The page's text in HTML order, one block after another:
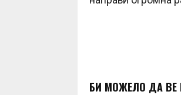
БИ МОЖЕЛО ДА ВЕ